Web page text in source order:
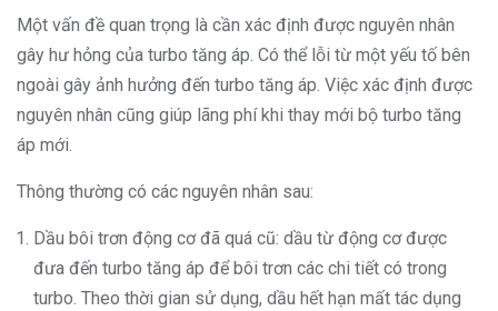
Một vấn đề quan trọng là cần xác định được nguyên nhân
gây hư hỏng của turbo tăng áp. Có thể lỗi từ một yếu tố bên
ngoài gây ảnh hưởng đến turbo tăng áp. Việc xác định được
nguyên nhân cũng giúp lãng phí khi thay mới bộ turbo tăng
áp mới.
Thông thường có các nguyên nhân sau:
Dầu bôi trơn động cơ đã quá cũ: dầu từ động cơ được
đưa đến turbo tăng áp để bôi trơn các chi tiết có trong
turbo. Theo thời gian sử dụng, dầu hết hạn mất tác dụng